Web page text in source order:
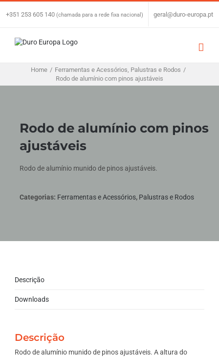
Skip
+351 253 605 140 (chamada para a rede fixa nacional) geral@duro-europa.pt
Home / Ferramentas e Acessórios, Palustras e Rodos /
Rodo de alumínio com pinos ajustáveis
Rodo de alumínio com pinos
ajustáveis
Rodo de alumínio munido de pinos ajustáveis.
Categorias: Ferramentas e Acessórios, Palustras e Rodos
Descrição
Downloads
Descrição
Rodo de alumínio munido de pinos ajustáveis. A altura do